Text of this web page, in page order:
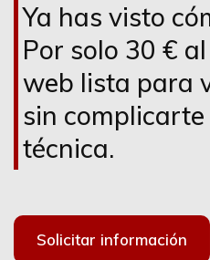
Ya has visto
Por solo 30 €
web lista para
sin
técnica.
Solicitar información